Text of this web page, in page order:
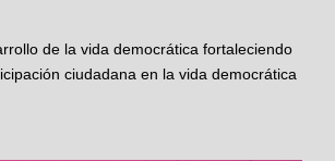
de la vida democrática fortaleciendo
ciudadana en la vida democrática